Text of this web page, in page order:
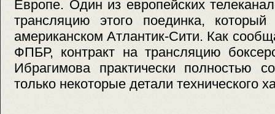
Европе. Один из европейских
трансляцию этого поединка,
американском Атлантик-Сити. Как
ФПБР, контракт на трансляцию
Ибрагимова практически полностью
только некоторые детали технического